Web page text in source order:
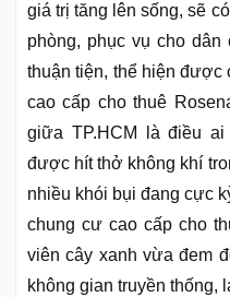
giá trị tăng lên sống, sẽ
phòng, phục vụ cho
thuận tiện, thể hiện được
cao cấp cho thuê
giữa TP.HCM là điều
được hít thở không khí
nhiều khói bụi đang cực
chung cư cao cấp cho
viên cây xanh vừa đem
không gian truyền thống,